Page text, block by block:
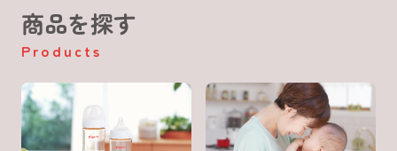
商品を探す
Products